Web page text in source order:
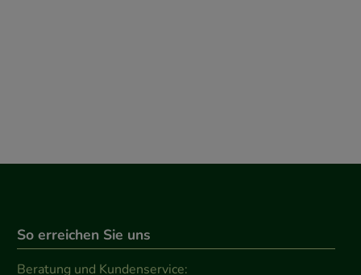
So erreichen Sie uns
Beratung und Kundenservice: